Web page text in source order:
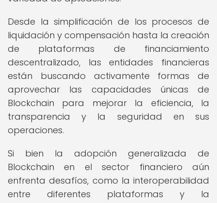
Desde la simplificación de los procesos de
liquidación y compensación hasta la creación
de plataformas de financiamiento
descentralizado, las entidades financieras
están buscando activamente formas de
aprovechar las capacidades únicas de
Blockchain para mejorar la eficiencia, la
transparencia y la seguridad en sus
operaciones.
Si bien la adopción generalizada de
Blockchain en el sector financiero aún
enfrenta desafíos, como la interoperabilidad
entre diferentes plataformas y la